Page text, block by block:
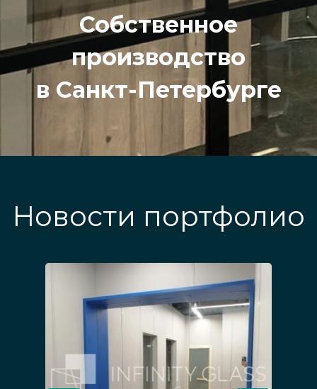
Собственное
производство
в Санкт-Петербурге
Новости портфолио